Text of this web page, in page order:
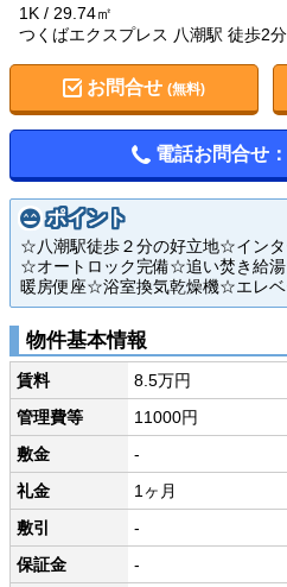
1K
29.74㎡
つくばエクスプレス 八潮駅 徒歩2分
お問合せ (無料)
電話お問合せ：
ポイント
☆八潮駅徒歩２分の好立地☆イン
☆オートロック完備☆追い焚き給
暖房便座☆浴室換気乾燥機☆エレ
物件基本情報
賃料
8.5万円
管理費等
11000円
敷金
-
礼金
1ヶ月
敷引
-
保証金
-